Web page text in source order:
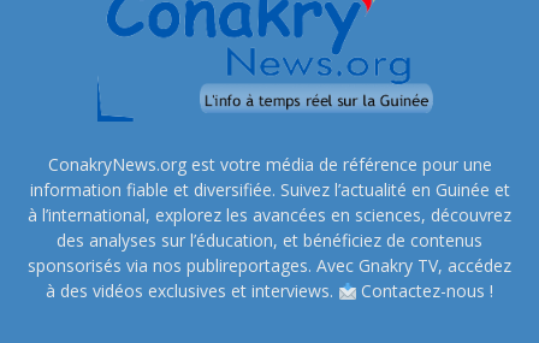
ConakryNews.org est votre média de référence pour une
information fiable et diversifiée. Suivez l’actualité en Guinée et
à l’international, explorez les avancées en sciences, découvrez
des analyses sur l’éducation, et bénéficiez de contenus
sponsorisés via nos publireportages. Avec Gnakry TV, accédez
à des vidéos exclusives et interviews.
Contactez-nous !